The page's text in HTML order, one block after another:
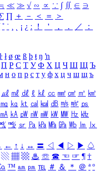
≪ ≫ √ ∽ ∝ ∵ ∫ ∬ ∈ ∋
∏ ＋ － ＜ ＝
＞
˚ ˙ ¸ ¡ ¿ ː ！ ＇ ， ． ／
：
ŀ ł ø œ ß þ ŧ ŋ ŉ
П Р С Т У Ф Х Ц Ч Ш Щ Ъ
н о п р с т у ф х ц ч ш щ ъ
㎕ ㎖ ㎗ ℓ ㎘ ㏄ ㎣ ㎤ ㎥ ㎦
㎎ ㎏ ㏏ ㎈ ㎉ ㏈ ㎧ ㎨ ㎰
㎃ ㎄ ㎺ ㎻ ㎽ ㎾ ㎿ ㎐ ㎑
㎯ ㏛ ㎩ ㎪ ㎫ ㎬ ㏝ ㏐
㏓
← ↑ ↓ ↔ 〓 ◁ ◀ ▷ ▶ ♤
▧ ▦ ▩ ♨ ☏ ☎ ☜ ☞ ¶ †
™ ㏂ ㏘ ℡ ＃ ＆ ＊ ＠ ª º